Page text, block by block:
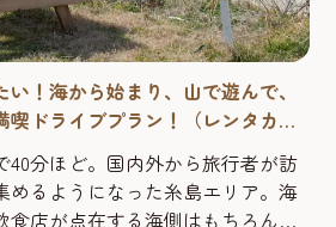
！海から始まり、山で遊んで、
ドライブプラン！（レンタカー
40分ほど。国内外から旅行者が訪
めるようになった糸島エリア。海
食店が点在する海側はもちろんで